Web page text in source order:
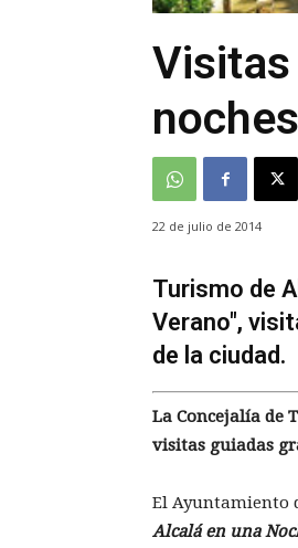
22 de julio de 2014
Turismo de
Verano",
de la ciudad.
La Concejalía de
visitas guiadas
El Ayuntamiento
Alcalá en una